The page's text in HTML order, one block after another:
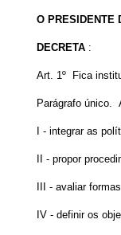
O PRESIDENTE
DECRETA :
Art. 1º Fica
Parágrafo único.
I - integrar as
II - propor
III - avaliar
IV - definir os